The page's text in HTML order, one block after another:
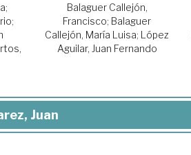
;
;
Balaguer Callejón,
Francisco; Balaguer
Callejón, María Luisa; López
Aguilar, Juan Fernando
Juan